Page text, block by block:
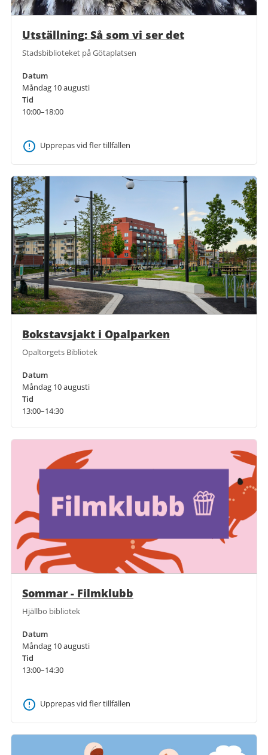
Utställning: Så som vi ser det
Stadsbiblioteket på Götaplatsen
Datum
Måndag 10 augusti
Tid
10:00–18:00
Upprepas vid fler tillfällen
Bokstavsjakt i Opalparken
Opaltorgets Bibliotek
Datum
Måndag 10 augusti
Tid
13:00–14:30
Sommar - Filmklubb
Hjällbo bibliotek
Datum
Måndag 10 augusti
Tid
13:00–14:30
Upprepas vid fler tillfällen